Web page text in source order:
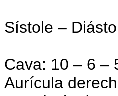
Sístole –
Cava: 10 – 6 –
Aurícula